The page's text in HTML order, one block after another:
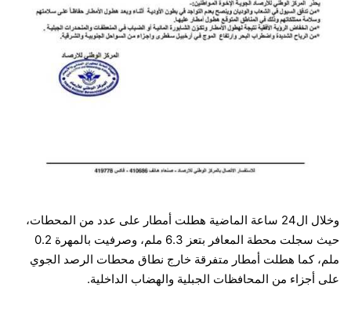
وخلال ال24 ساعة الماضية هطلت أمطار على عدد من المحطات،
حيث سجلت محطة المعافر بتعز 6.3 ملم، وصرفيت بالمهرة 0.2
ملم، كما هطلت أمطار متفرقة خارج نطاق محطات الرصد الجوي
على أجزاء من المحافظات الجبلية والهضاب الداخلية.